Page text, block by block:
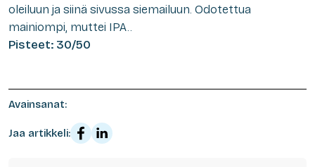
oleiluun ja siinä sivussa siemailuun. Odotettua
mainiompi, muttei IPA..
Pisteet: 30/50
Avainsanat:
Jaa artikkeli: